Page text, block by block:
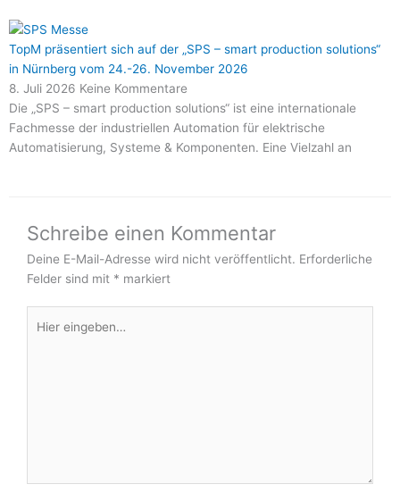
TopM präsentiert sich auf der „SPS – smart production solutions“
in Nürnberg vom 24.-26. November 2026
8. Juli 2026 Keine Kommentare
Die „SPS – smart production solutions“ ist eine internationale
Fachmesse der industriellen Automation für elektrische
Automatisierung, Systeme & Komponenten. Eine Vielzahl an
Schreibe einen Kommentar
Deine E-Mail-Adresse wird nicht veröffentlicht. Erforderliche
Felder sind mit * markiert
eingeben…